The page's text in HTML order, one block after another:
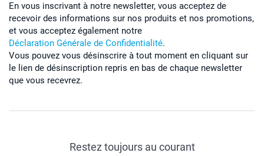
En vous inscrivant à notre newsletter, vous acceptez de
recevoir des informations sur nos produits et nos promotions,
et vous acceptez également notre
Déclaration Générale de Confidentialité.
Vous pouvez vous désinscrire à tout moment en cliquant sur
le lien de désinscription repris en bas de chaque newsletter
que vous recevrez.
Restez toujours au courant